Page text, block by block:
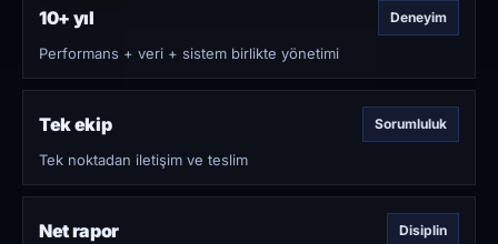
10+ yıl Deneyim
Performans + veri + sistem birlikte yönetimi
Tek ekip Sorumluluk
Tek noktadan iletişim ve teslim
Net rapor Disiplin